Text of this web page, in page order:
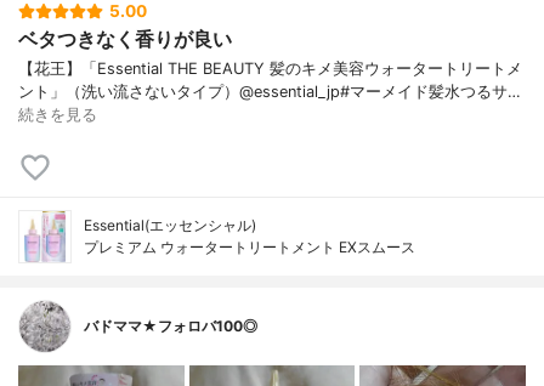
5.00
ベタつきなく香りが良い
【花王】「Essential THE BEAUTY 髪のキメ美容ウォータートリートメ
ント」（洗い流さないタイプ）@essential_jp#マーメイド髪水つるサ…
続きを見る
Essential(エッセンシャル)
プレミアム ウォータートリートメント EXスムース
バドママ★フォロバ100◎